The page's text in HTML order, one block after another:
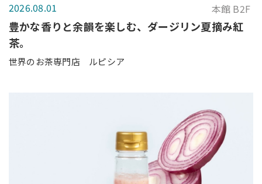
2026.08.01 本館 B2F
豊かな香りと余韻を楽しむ、ダージリン夏摘み紅
茶。
世界のお茶専門店 ルピシア